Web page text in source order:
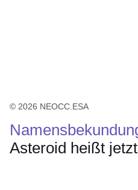
© 2026 NEOCC.ESA
Asteroid heißt